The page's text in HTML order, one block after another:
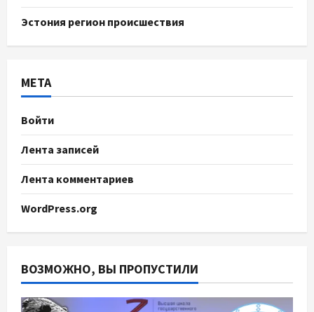
Эстония регион происшествия
МЕТА
Войти
Лента записей
Лента комментариев
WordPress.org
ВОЗМОЖНО, ВЫ ПРОПУСТИЛИ